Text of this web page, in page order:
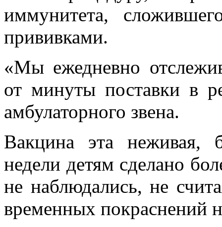
иммунитета,
прививками.
«Мы ежедневно
от минуты поставки в
амбулаторного звена.
Вакцина эта неживая,
недели детям сделано
не наблюдались, не
временных покраснений